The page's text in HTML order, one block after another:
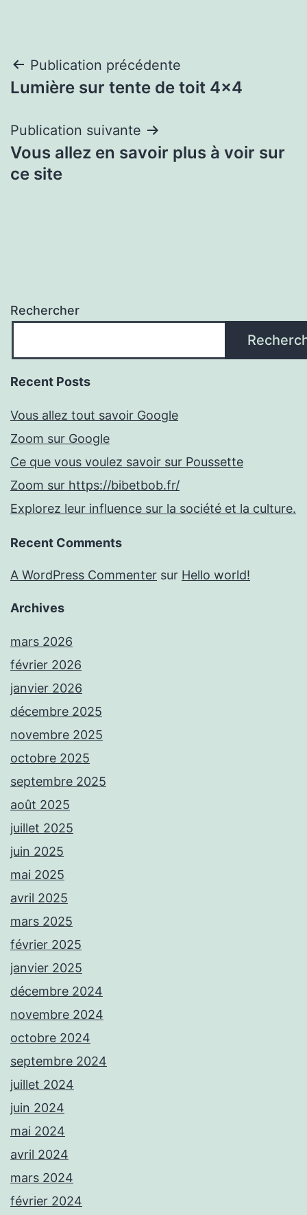
Navigation
de
l’article
Publication précédente
Lumière sur tente de toit 4×4
Publication suivante
Vous allez en savoir plus à voir sur
ce site
Rechercher
Recent Posts
Vous allez tout savoir Google
Zoom sur Google
Ce que vous voulez savoir sur Poussette
Zoom sur https://bibetbob.fr/
Explorez leur influence sur la société et la culture.
Recent Comments
A WordPress Commenter sur Hello world!
Archives
mars 2026
février 2026
janvier 2026
décembre 2025
novembre 2025
octobre 2025
septembre 2025
août 2025
juillet 2025
juin 2025
mai 2025
avril 2025
mars 2025
février 2025
janvier 2025
décembre 2024
novembre 2024
octobre 2024
septembre 2024
juillet 2024
juin 2024
mai 2024
avril 2024
mars 2024
février 2024